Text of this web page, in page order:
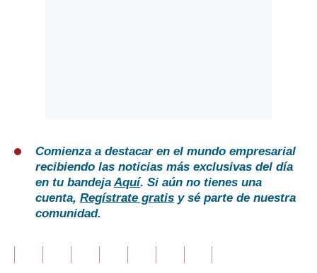
Comienza a destacar en el mundo empresarial
recibiendo las noticias más exclusivas del día
en tu bandejaAquí. Si aún no tienes una
cuenta, Regístrate gratis y sé parte de nuestra
comunidad.